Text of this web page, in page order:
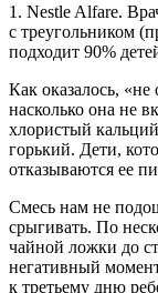
1. Nestle Alfare.
с треугольником
подходит 90%
Как оказалось,
насколько она не
хлористый
горький. Дети,
отказываются ее
Смесь нам не
срыгивать. По
чайной ложки до
негативный
к третьему дню